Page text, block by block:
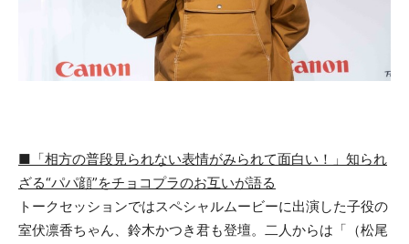
■ 「相方の普段見られない表情がみられて面白い！」 知られ
ざる“パパ顔”をチョコプラのお互いが語る
トークセッションではスペシャルムービーに出演した子役の
室伏凛香ちゃん、鈴木かつき君も登壇。二人からは「（松尾